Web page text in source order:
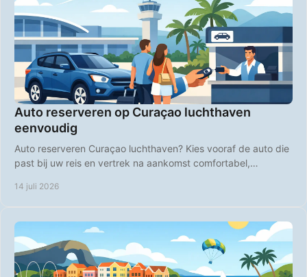
Auto reserveren op Curaçao luchthaven
eenvoudig
Auto reserveren Curaçao luchthaven? Kies vooraf de auto die
past bij uw reis en vertrek na aankomst comfortabel,
14 juli 2026